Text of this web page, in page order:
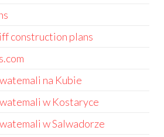
construction plans
na Kubie
w Kostaryce
w Salwadorze